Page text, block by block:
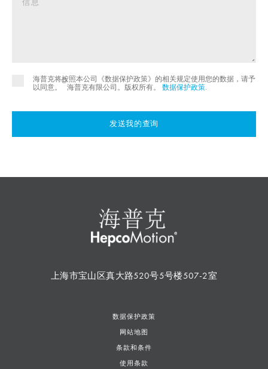
海普克将按照本公司《数据保护政策》的相关规定使用您的数据，请予
以同意。
©
海普克有限公司。版权所有。 数据保护政策
发送我的查询
上海市宝山区真大路520号5号楼507-2室
数据保护政策
网站地图
条款和条件
使用条款